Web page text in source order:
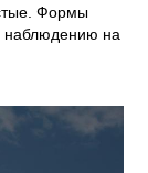
Формы
наблюдению на